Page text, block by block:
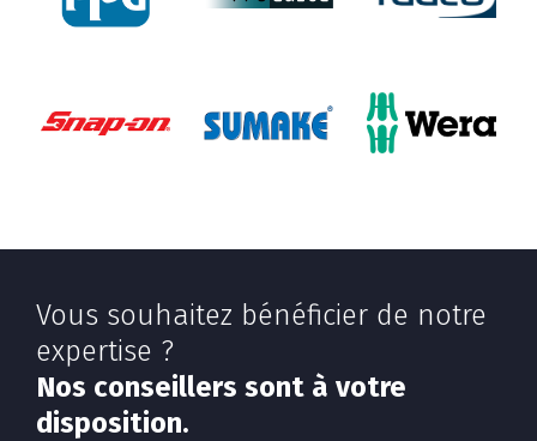
Vous souhaitez bénéficier de notre
expertise ?
Nos conseillers sont à votre
disposition.